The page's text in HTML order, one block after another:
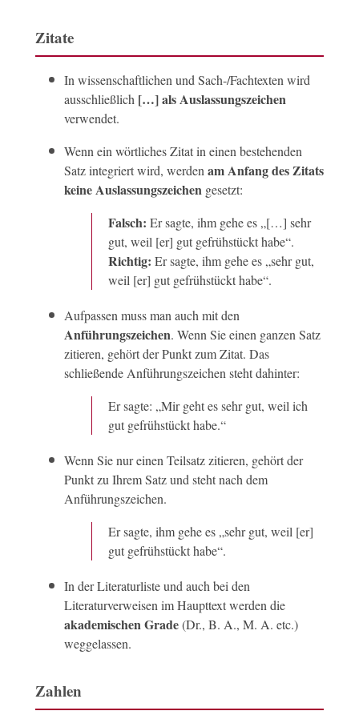
Zitate
In wissenschaftlichen und Sach-/Fachtexten wird
ausschließlich […] als Auslassungszeichen
verwendet.
Wenn ein wörtliches Zitat in einen bestehenden
Satz integriert wird, werdenam Anfang des Zitats
keine Auslassungszeichengesetzt:
Falsch: Er sagte, ihm gehe es „[…] sehr
gut, weil [er] gut gefrühstückt habe“.
Richtig: Er sagte, ihm gehe es „sehr gut,
weil [er] gut gefrühstückt habe“.
Aufpassen muss man auch mit den
Anführungszeichen. Wenn Sie einen ganzen Satz
zitieren, gehört der Punkt zum Zitat. Das
schließende Anführungszeichen steht dahinter:
Er sagte: „Mir geht es sehr gut, weil ich
gut gefrühstückt habe.“
Wenn Sie nur einen Teilsatz zitieren, gehört der
Punkt zu Ihrem Satz und steht nach dem
Anführungszeichen.
Er sagte, ihm gehe es „sehr gut, weil [er]
gut gefrühstückt habe“.
In der Literaturliste und auch bei den
Literaturverweisen im Haupttext werden die
akademischen Grade(Dr., B. A., M. A. etc.)
weggelassen.
Zahlen